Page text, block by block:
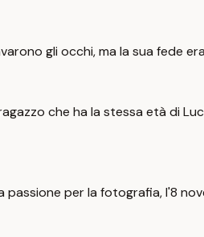
gli occhi, ma la sua fede
che ha la stessa età di
per la fotografia, l'8